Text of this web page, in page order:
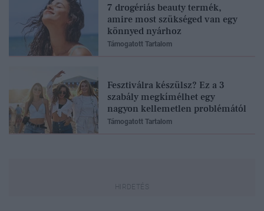
7 drogériás beauty termék,
amire most szükséged van egy
könnyed nyárhoz
Támogatott Tartalom
Fesztiválra készülsz? Ez a 3
szabály megkímélhet egy
nagyon kellemetlen problémától
Támogatott Tartalom